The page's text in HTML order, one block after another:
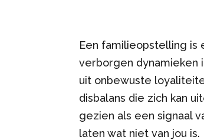
Een familieopstelling is
verborgen dynamieken
uit onbewuste
disbalans die zich kan
gezien als een signaal
laten wat niet van jou is.